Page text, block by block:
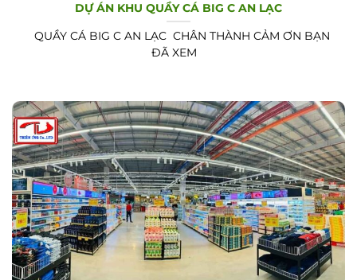
DỰ ÁN KHU QUẦY CÁ BIG C AN LẠC
QUẦY CÁ BIG C AN LẠC CHÂN THÀNH CẢM ƠN BẠN
ĐÃ XEM